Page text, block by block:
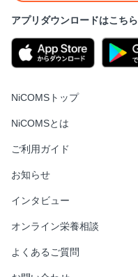
アプリダウンロードはこちら
NiCOMSトップ
NiCOMSとは
ご利用ガイド
お知らせ
インタビュー
オンライン栄養相談
よくあるご質問